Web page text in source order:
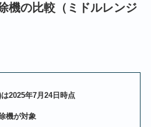
機の比較（ミドルレンジ
2025年7月24日時点
機が対象